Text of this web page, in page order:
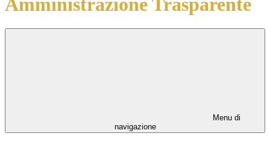
Menu di
navigazione